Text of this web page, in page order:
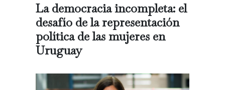
La democracia incompleta: el
desafío de la representación
política de las mujeres en
Uruguay